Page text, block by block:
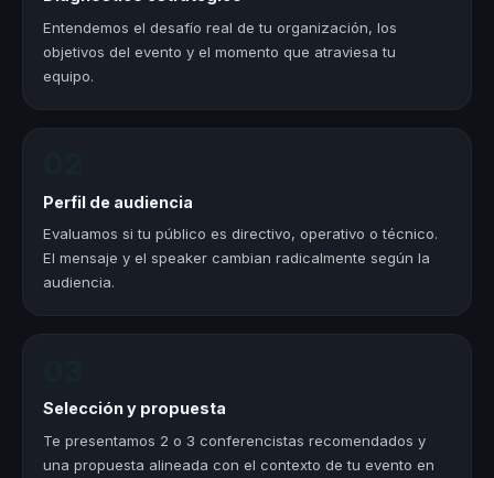
Entendemos el desafío real de tu organización, los
objetivos del evento y el momento que atraviesa tu
equipo.
Perfil de audiencia
Evaluamos si tu público es directivo, operativo o técnico.
El mensaje y el speaker cambian radicalmente según la
audiencia.
Selección y propuesta
Te presentamos 2 o 3 conferencistas recomendados y
una propuesta alineada con el contexto de tu evento en